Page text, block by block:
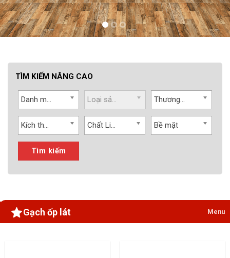
TÌM KIẾM NÂNG CAO
Danh mục Loại sản phẩm Thương hiệu
Kích thước Chất Liệu Bề mặt
Tìm kiếm
Gạch ốp lát Menu